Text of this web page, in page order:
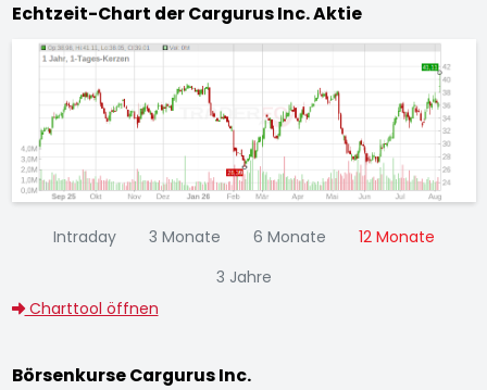
Echtzeit-Chart der Cargurus Inc. Aktie
Intraday 3 Monate 6 Monate
12 Monate
3 Jahre
Charttool öffnen
Börsenkurse Cargurus Inc.